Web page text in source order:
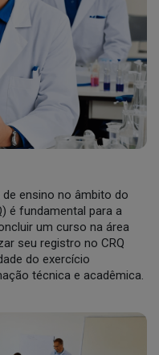
ensino no âmbito do
é fundamental para a
um curso na área
seu registro no CRQ
do exercício
técnica e acadêmica.